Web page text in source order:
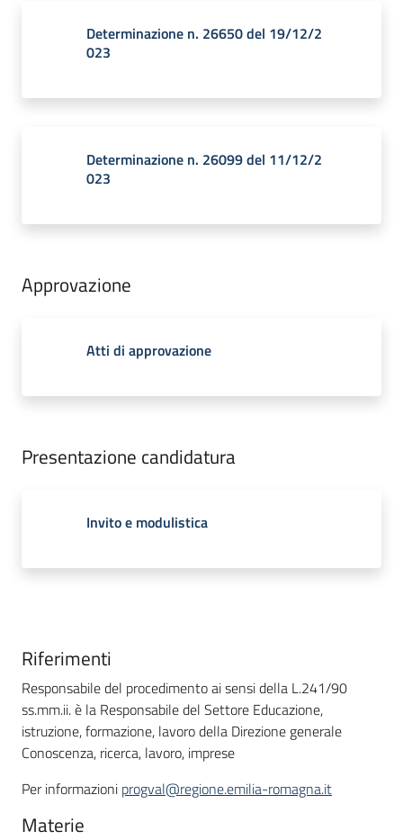
Determinazione n. 26650 del 19/12/2
023
Determinazione n. 26099 del 11/12/2
023
Approvazione
Atti di approvazione
Presentazione candidatura
Invito e modulistica
Riferimenti
Responsabile del procedimento ai sensi della L.241/90
ss.mm.ii. è la Responsabile del Settore Educazione,
istruzione, formazione, lavoro della Direzione generale
Conoscenza, ricerca, lavoro, imprese
Per informazioni progval@regione.emilia-romagna.it
Materie